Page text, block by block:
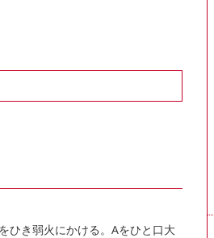
ひき弱火にかける。Aをひと口大